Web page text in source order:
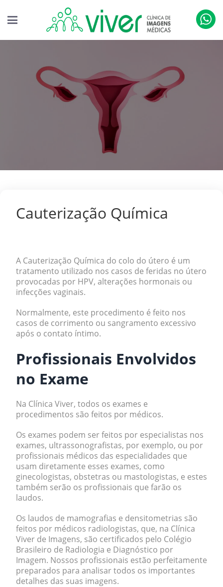
Cauterização Química
A Cauterização Química do colo do útero é um
tratamento utilizado nos casos de feridas no útero
provocadas por HPV, alterações hormonais ou
infecções vaginais.
Normalmente, este procedimento é feito nos
casos de corrimento ou sangramento excessivo
após o contato íntimo.
Profissionais Envolvidos
no Exame
Na Clínica Viver, todos os exames e
procedimentos são feitos por médicos.
Os exames podem ser feitos por especialistas nos
exames, ultrassonografistas, por exemplo, ou por
profissionais médicos das especialidades que
usam diretamente esses exames, como
ginecologistas, obstetras ou mastologistas, e estes
também serão os profissionais que farão os
laudos.
Os laudos de mamografias e densitometrias são
feitos por médicos radiologistas, que, na Clínica
Viver de Imagens, são certificados pelo Colégio
Brasileiro de Radiologia e Diagnóstico por
Imagem. Nossos profissionais estão perfeitamente
preparados para analisar todos os importantes
detalhes das suas imagens.